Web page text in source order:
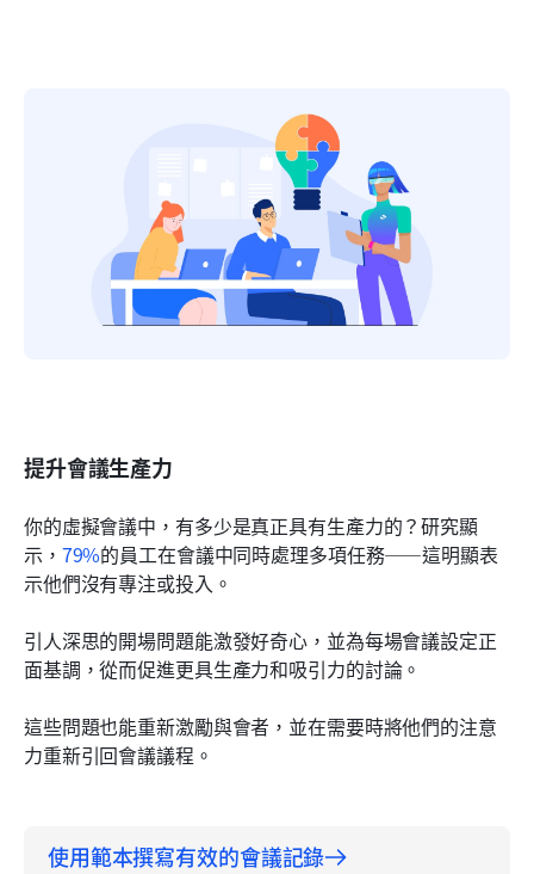
提升會議生產力
你的虛擬會議中，有多少是真正具有生產力的？研究顯
示， 79%的員工在會議中同時處理多項任務——這明顯表
示他們沒有專注或投入。
引人深思的開場問題能激發好奇心，並為每場會議設定正
面基調，從而促進更具生產力和吸引力的討論。
這些問題也能重新激勵與會者，並在需要時將他們的注意
力重新引回會議議程。
使用範本撰寫有效的會議記錄